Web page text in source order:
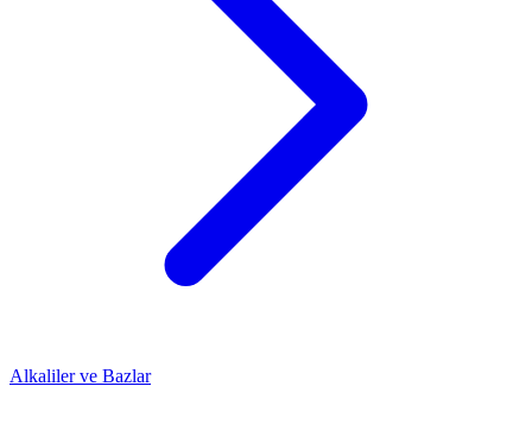
Alkaliler ve Bazlar